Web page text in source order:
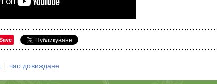
| чао довиждане